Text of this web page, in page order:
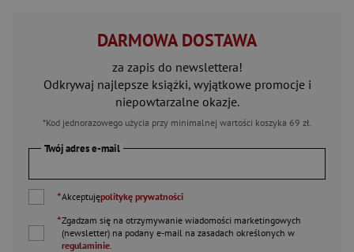
DARMOWA DOSTAWA
za zapis do newslettera!
Odkrywaj najlepsze książki, wyjątkowe promocje i
niepowtarzalne okazje.
*Kod jednorazowego użycia przy minimalnej wartości koszyka 69 zł.
Twój adres e-mail
*Akceptujępolitykę prywatności
*Zgadzam się na otrzymywanie wiadomości marketingowych
(newsletter) na podany e-mail na zasadach określonych w
regulaminie